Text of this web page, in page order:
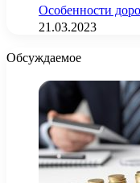
Особенности
21.03.2023
Обсуждаемое